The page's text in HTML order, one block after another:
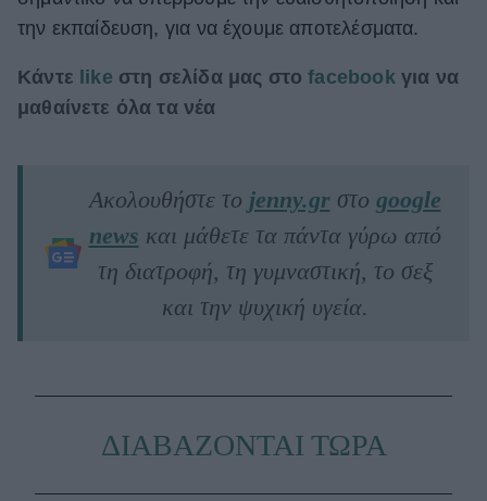
την εκπαίδευση, για να έχουμε αποτελέσματα.
Κάντε like στη σελίδα μας στοfacebookγια να
μαθαίνετε όλα τα νέα
Ακολουθήστε το jenny.grστο google
news και μάθετε τα πάντα γύρω από
τη διατροφή, τη γυμναστική, το σεξ
και την ψυχική υγεία.
ΔΙΑΒΑΖΟΝΤΑΙ ΤΩΡΑ